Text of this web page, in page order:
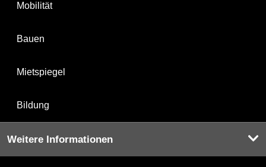
Mobilität
Bauen
Mietspiegel
Bildung
Weitere Informationen